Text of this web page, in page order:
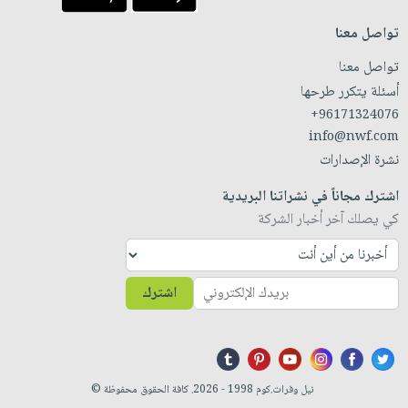
تواصل معنا
تواصل معنا
أسئلة يتكرر طرحها
+96171324076
info@nwf.com
نشرة الإصدارات
اشترك مجاناً في نشراتنا البريدية
كي يصلك آخر أخبار الشركة
اشترك
نيل وفرات.كوم 1998 - 2026. كافة الحقوق محفوظة ©